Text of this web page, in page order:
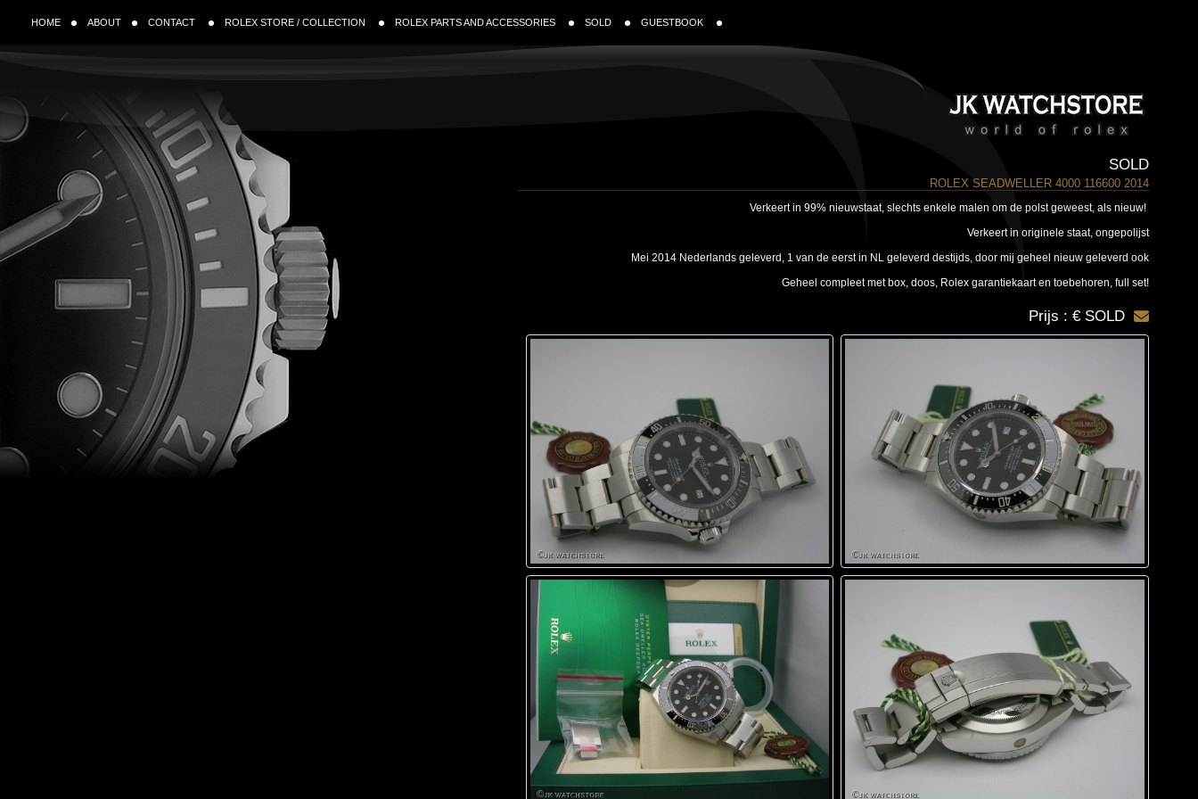
HOME ABOUT CONTACT ROLEX STORE / COLLECTION ROLEX PARTS AND ACCESSORIES SOLD GUESTBOOK
SOLD
ROLEX SEADWELLER 4000 116600 2014
Verkeert in 99% nieuwstaat, slechts enkele malen om de polst geweest, als nieuw!
Verkeert in originele staat, ongepolijst
Mei 2014 Nederlands geleverd, 1 van de eerst in NL geleverd destijds, door mij geheel nieuw geleverd ook
Geheel compleet met box, doos, Rolex garantiekaart en toebehoren, full set!
Prijs : € SOLD